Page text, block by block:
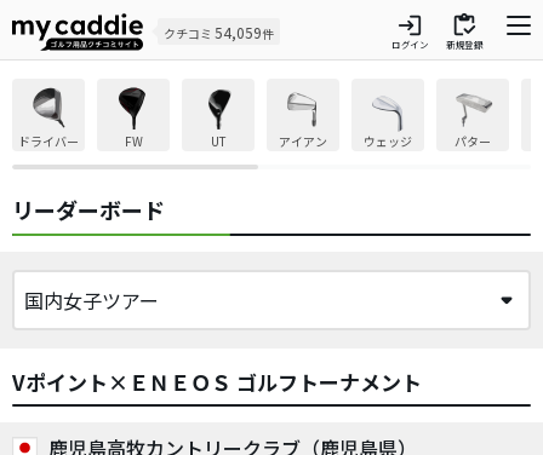
クチコミ 54,059件 login
ログイン
inventory
新規登録
ドライバー FW UT アイアン ウェッジ パター
リーダーボード
Vポイント×ＥＮＥＯＳ ゴルフトーナメント
鹿児島高牧カントリークラブ（鹿児島県）